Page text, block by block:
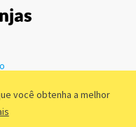
você obtenha a melhor